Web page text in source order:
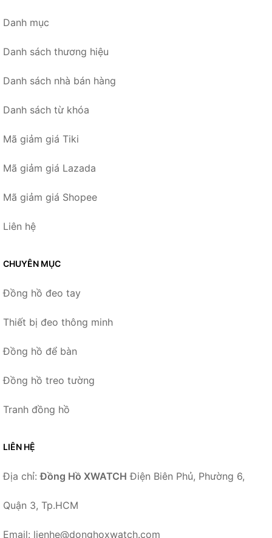
Danh mục
Danh sách thương hiệu
Danh sách nhà bán hàng
Danh sách từ khóa
Mã giảm giá Tiki
Mã giảm giá Lazada
Mã giảm giá Shopee
Liên hệ
CHUYÊN MỤC
Đồng hồ đeo tay
Thiết bị đeo thông minh
Đồng hồ để bàn
Đồng hồ treo tường
Tranh đồng hồ
LIÊN HỆ
Địa chỉ:Đồng Hồ XWATCH Điện Biên Phủ, Phường 6,
Quận 3, Tp.HCM
Email: lienhe@donghoxwatch.com